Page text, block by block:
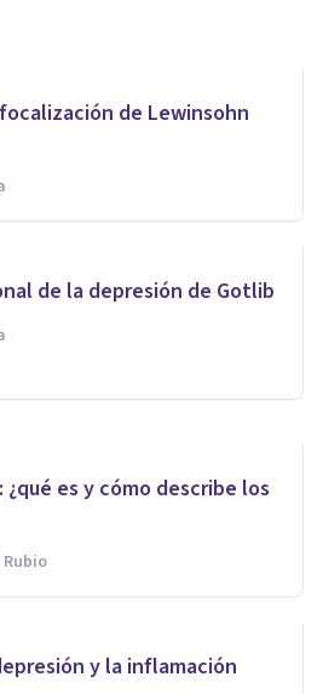
de Lewinsohn
de la depresión de Gotlib
y efectos
¿qué es y cómo describe los
y la inflamación